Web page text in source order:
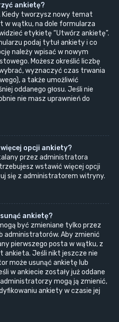
ankietę?
Kiedy tworzysz nowy temat
w wątku, na dole formularza
etykietę “Utwórz ankietę”.
podaj tytuł ankiety i co
należy wpisać w nowym
Możesz określić liczbę
wyznaczyć czas trwania
a także umożliwić
oddanego głosu. Jeśli nie
nie masz uprawnień do
opcji ankiety?
przez administratora
wstawić więcej opcji
się z administratorem witryny.
ankietę?
być zmieniane tylko przez
administratorów. Aby zmienić
pierwszego posta w wątku, z
ankieta. Jeśli nikt jeszcze nie
może usunąć ankietę lub
w ankiecie zostały już oddane
mogą ją zmienić,
ankiety w czasie jej